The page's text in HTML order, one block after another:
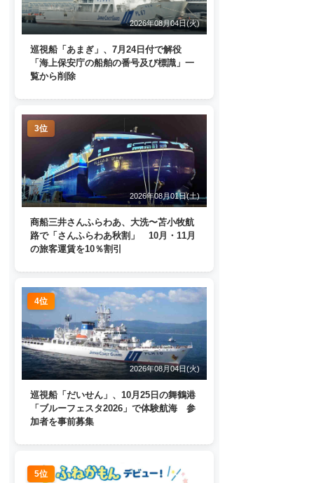
2026年08月04日(火)
巡視船「あまぎ」、7月24日付で解役
「海上保安庁の船舶の番号及び標識」一
覧から削除
3位
2026年08月01日(土)
商船三井さんふらわあ、大洗〜苫小牧航
路で「さんふらわあ秋割」 10月・11月
の旅客運賃を10％割引
4位
2026年08月04日(火)
巡視船「だいせん」、10月25日の舞鶴港
「ブルーフェスタ2026」で体験航海 参
加者を事前募集
5位